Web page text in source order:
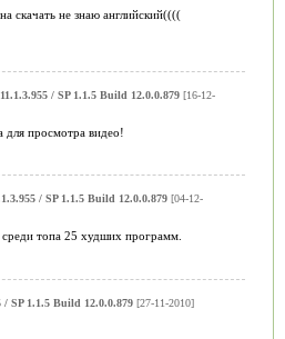
скачать не знаю английский((((
/ SP 1.1.5 Build 12.0.0.879[16-12-
для просмотра видео!
/ SP 1.1.5 Build 12.0.0.879[04-12-
топа 25 худших программ.
/ SP 1.1.5 Build 12.0.0.879[27-11-2010]